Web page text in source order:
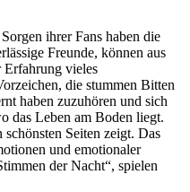
ihrer Fans haben die
Freunde, können aus
Erfahrung vieles
die stummen Bitten
haben zuzuhören und sich
das Leben am Boden liegt.
Seiten zeigt. Das
und emotionaler
der Nacht“, spielen